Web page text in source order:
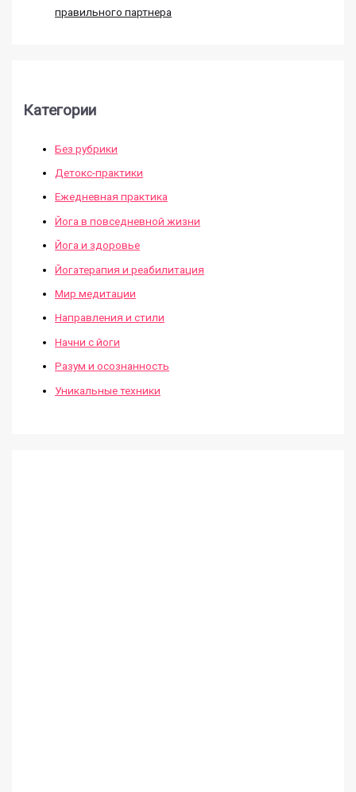
правильного партнера
Категории
Без рубрики
Детокс-практики
Ежедневная практика
Йога в повседневной жизни
Йога и здоровье
Йогатерапия и реабилитация
Мир медитации
Направления и стили
Начни с йоги
Разум и осознанность
Уникальные техники